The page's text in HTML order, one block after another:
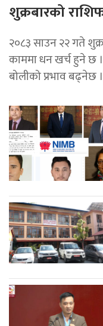
शुक्रबारको
२०८३ साउन २२ गते
काममा धन खर्च हुने छ
बोलीको प्रभाव बढ्नेछ